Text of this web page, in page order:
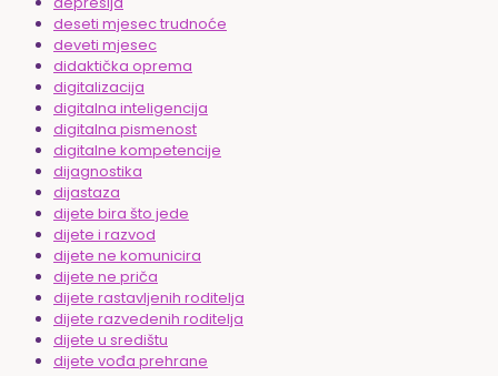
deseti mjesec trudnoće
deveti mjesec
didaktička oprema
digitalizacija
digitalna inteligencija
digitalna pismenost
digitalne kompetencije
dijagnostika
dijastaza
dijete bira što jede
dijete i razvod
dijete ne komunicira
dijete ne priča
dijete rastavljenih roditelja
dijete razvedenih roditelja
dijete u središtu
dijete vođa prehrane